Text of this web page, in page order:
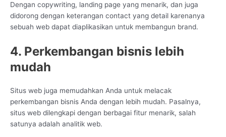
Dengan copywriting, landing page yang menarik, dan juga
didorong dengan keterangan contact yang detail karenanya
sebuah web dapat diaplikasikan untuk membangun brand.
4. Perkembangan bisnis lebih
mudah
Situs web juga memudahkan Anda untuk melacak
perkembangan bisnis Anda dengan lebih mudah. Pasalnya,
situs web dilengkapi dengan berbagai fitur menarik, salah
satunya adalah analitik web.